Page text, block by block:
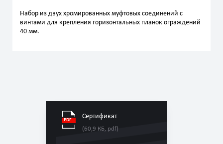
Сертификат
(60,9 КБ, pdf)
Набор из двух хромированных муфтовых соединений с
винтами для крепления горизонтальных планок ограждений
40 мм.